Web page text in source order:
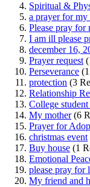
Spiritual &
a prayer for my
Please pray for
I am ill please
december 16,
Prayer request
Perseverance
protection (3
Relationship
College
My mother(6
Prayer for
christmas event
Buy house (1
Emotional
please pray for
My friend and